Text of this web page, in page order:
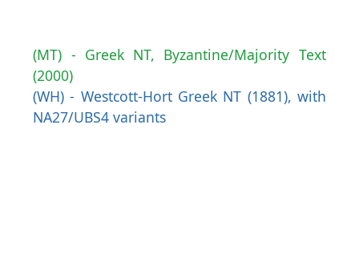
(MT) - Greek NT, Byzantine/Majority Text
(2000)
(WH) - Westcott-Hort Greek NT (1881), with
NA27/UBS4 variants